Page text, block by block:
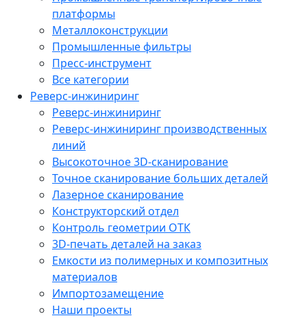
платформы
Металлоконструкции
Промышленные фильтры
Пресс-инструмент
Все категории
Реверс-инжиниринг
Реверс-инжиниринг
Реверс-инжиниринг производственных
линий
Высокоточное 3D-сканирование
Точное сканирование больших деталей
Лазерное сканирование
Конструкторский отдел
Контроль геометрии ОТК
3D-печать деталей на заказ
Емкости из полимерных и композитных
материалов
Импортозамещение
Наши проекты